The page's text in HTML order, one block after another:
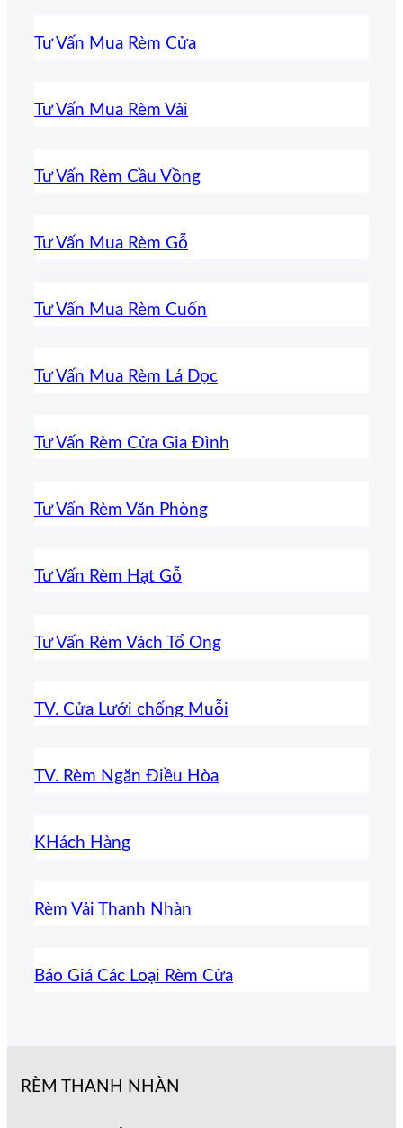
Tư Vấn Mua Rèm Cửa
Tư Vấn Mua Rèm Vải
Tư Vấn Rèm Cầu Vồng
Tư Vấn Mua Rèm Gỗ
Tư Vấn Mua Rèm Cuốn
Tư Vấn Mua Rèm Lá Dọc
Tư Vấn Rèm Cửa Gia Đình
Tư Vấn Rèm Văn Phòng
Tư Vấn Rèm Hạt Gỗ
Tư Vấn Rèm Vách Tổ Ong
TV. Cửa Lưới chống Muỗi
TV. Rèm Ngăn Điều Hòa
KHách Hàng
Rèm Vải Thanh Nhàn
Báo Giá Các Loại Rèm Cửa
RÈM THANH NHÀN